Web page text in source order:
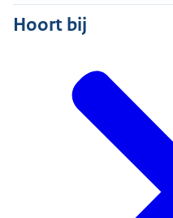
Hoort bij